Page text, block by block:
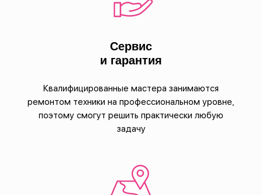
Сервис
и гарантия
Квалифицированные мастера занимаются
ремонтом техники на профессиональном уровне,
поэтому смогут решить практически любую
задачу